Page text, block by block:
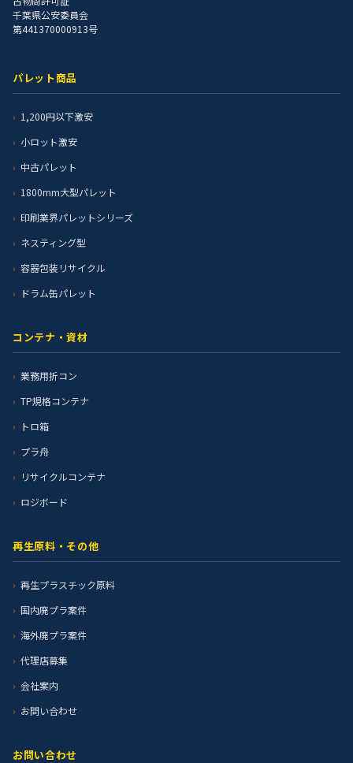
千葉県公安委員会
第441370000913号
パレット商品
1,200円以下激安
小ロット激安
中古パレット
1800mm大型パレット
印刷業界パレットシリーズ
ネスティング型
容器包装リサイクル
ドラム缶パレット
コンテナ・資材
業務用折コン
TP規格コンテナ
トロ箱
プラ舟
リサイクルコンテナ
ロジボード
再生原料・その他
再生プラスチック原料
国内廃プラ案件
海外廃プラ案件
代理店募集
会社案内
お問い合わせ
お問い合わせ